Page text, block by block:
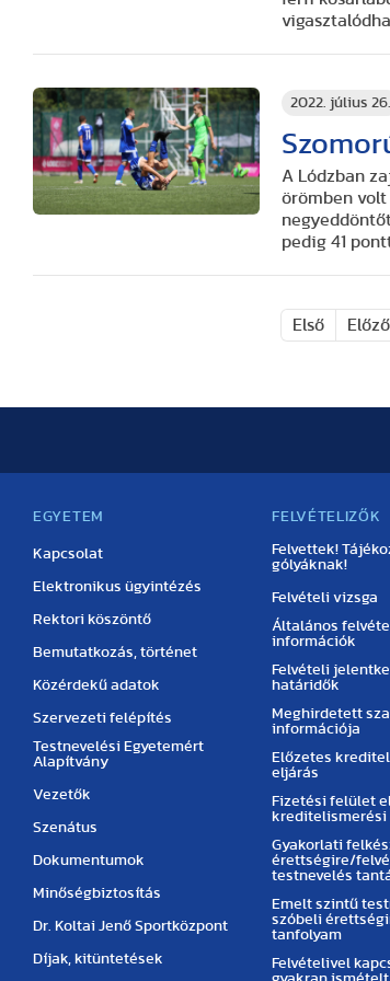
2022. július 26.
A Lódzban
örömben
pedig 41
Első Előző
EGYETEM
Kapcsolat
Elektronikus ügyintézés
Rektori köszöntő
Bemutatkozás, történet
Közérdekű adatok
Szervezeti felépítés
Testnevelési Egyetemért
Alapítvány
Vezetők
Szenátus
Dokumentumok
Minőségbiztosítás
Dr. Koltai Jenő Sportközpont
Díjak, kitüntetések
FELVÉTELIZŐK
Felvettek!
gólyáknak!
Felvételi vizsga
Általános
információk
Felvételi
határidők
Meghirdetett
információja
Előzetes
eljárás
Fizetési felület
kreditelismerési
Gyakorlati
érettségire/
testnevelés
Emelt szintű
szóbeli
tanfolyam
Felvételivel